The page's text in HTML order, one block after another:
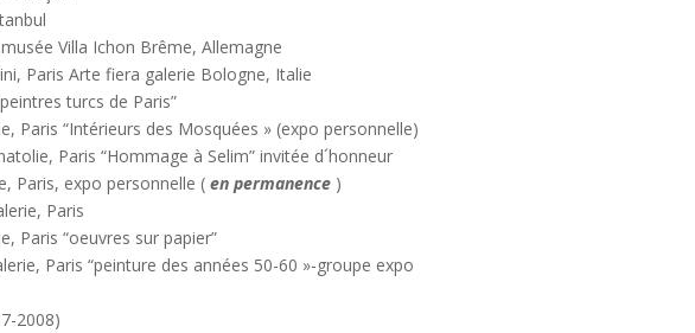
Villa Ichon Brême, Allemagne
Paris Arte fiera galerie Bologne, Italie
turcs de Paris”
“Intérieurs des Mosquées » (expo personnelle)
Paris “Hommage à Selim” invitée d´honneur
Paris, expo personnelle (en permanence )
Paris
“oeuvres sur papier”
Paris “peinture des années 50-60 »-groupe expo
2008)